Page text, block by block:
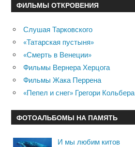
ФИЛЬМЫ ОТКРОВЕНИЯ
Слушая Тарковского
«Татарская пустыня»
«Смерть в Венеции»
Фильмы Вернера Херцога
Фильмы Жака Перрена
«Пепел и снег» Грегори Кольбера
ФОТОАЛЬБОМЫ НА ПАМЯТЬ
И мы любим китов